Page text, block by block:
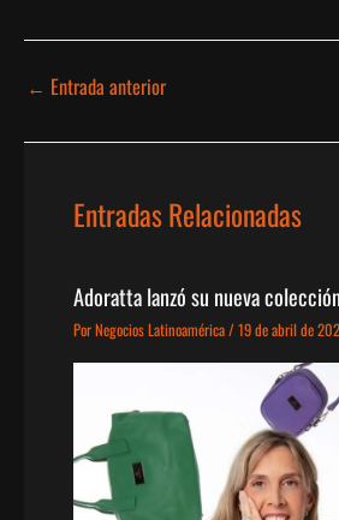
← Entrada anterior
Entradas Relacionadas
Adoratta lanzó su nueva
PorNegocios Latinoamérica/19 de abril de